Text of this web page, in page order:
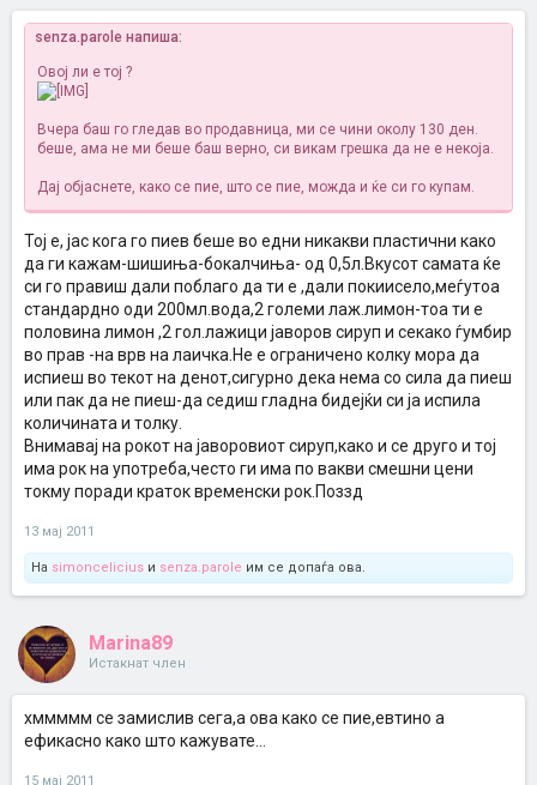
senza.parole напиша:
Овој ли е тој ?
Вчера баш го гледав во продавница, ми се чини околу 130 ден.
беше, ама не ми беше баш верно, си викам грешка да не е некоја.
Дај објаснете, како се пие, што се пие, можда и ќе си го купам.
Тој е, јас кога го пиев беше во едни никакви пластични како
да ги кажам-шишиња-бокалчиња- од 0,5л.Вкусот самата ќе
си го правиш дали поблаго да ти е ,дали покиисело,меѓутоа
стандардно оди 200мл.вода,2 големи лаж.лимон-тоа ти е
половина лимон ,2 гол.лажици јаворов сируп и секако ѓумбир
во прав -на врв на лаичка.Не е ограничено колку мора да
испиеш во текот на денот,сигурно дека нема со сила да пиеш
или пак да не пиеш-да седиш гладна бидејќи си ја испила
количината и толку.
Внимавај на рокот на јаворовиот сируп,како и се друго и тој
има рок на употреба,често ги има по вакви смешни цени
токму поради краток временски рок.Поззд
13 мај 2011
На simoncelicius и senza.parole им се допаѓа ова.
Marina89
Истакнат член
хммммм се замислив сега,а ова како се пие,евтино а
ефикасно како што кажувате...
15 мај 2011